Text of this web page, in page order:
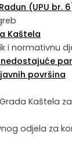
(UPU br.
Kaštela
i normativnu
površina
Kaštela za
odjela za